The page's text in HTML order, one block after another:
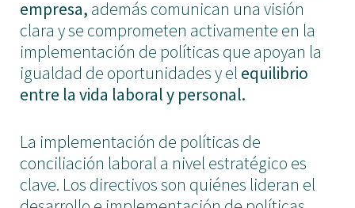
empresa, además comunican una visión
clara y se comprometen activamente en la
implementación de políticas que apoyan la
igualdad de oportunidades y el equilibrio
entre la vida laboral y personal.
La implementación de políticas de
conciliación laboral a nivel estratégico es
clave. Los directivos son quiénes lideran el